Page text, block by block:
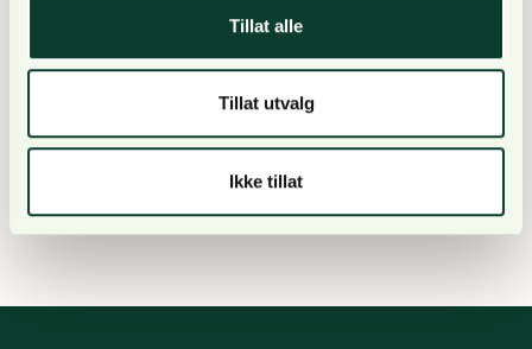
Tillat alle
Tillat utvalg
Ikke tillat
Ferdig talldokument finner duHER
Ferdig verbaldokument finner du